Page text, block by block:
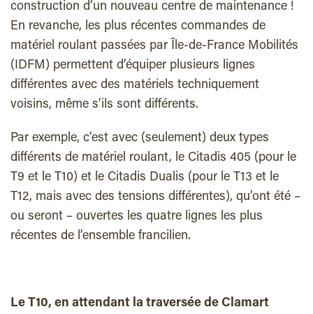
construction d’un nouveau centre de maintenance !
En revanche, les plus récentes commandes de
matériel roulant passées par Île-de-France Mobilités
(IDFM) permettent d’équiper plusieurs lignes
différentes avec des matériels techniquement
voisins, même s’ils sont différents.
Par exemple, c’est avec (seulement) deux types
différents de matériel roulant, le Citadis 405 (pour le
T9 et le T10) et le Citadis Dualis (pour le T13 et le
T12, mais avec des tensions différentes), qu’ont été –
ou seront – ouvertes les quatre lignes les plus
récentes de l’ensemble francilien.
Le T10, en attendant la traversée de Clamart